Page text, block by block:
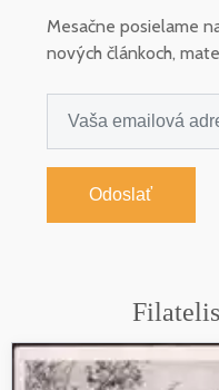
Mesačne posielame
nových článkoch,
Odoslať